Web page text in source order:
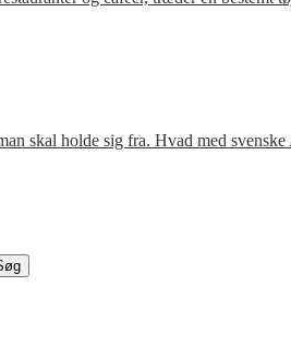
skal holde sig fra. Hvad med